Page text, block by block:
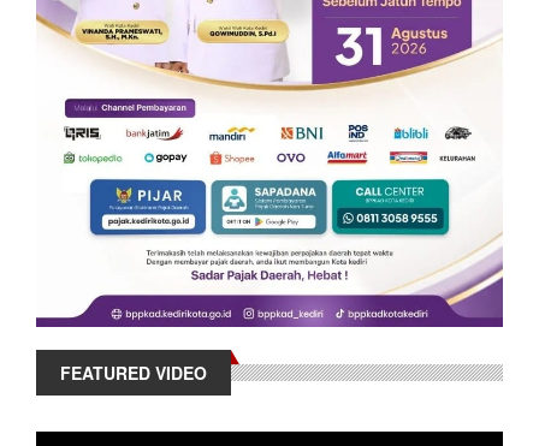
FEATURED VIDEO